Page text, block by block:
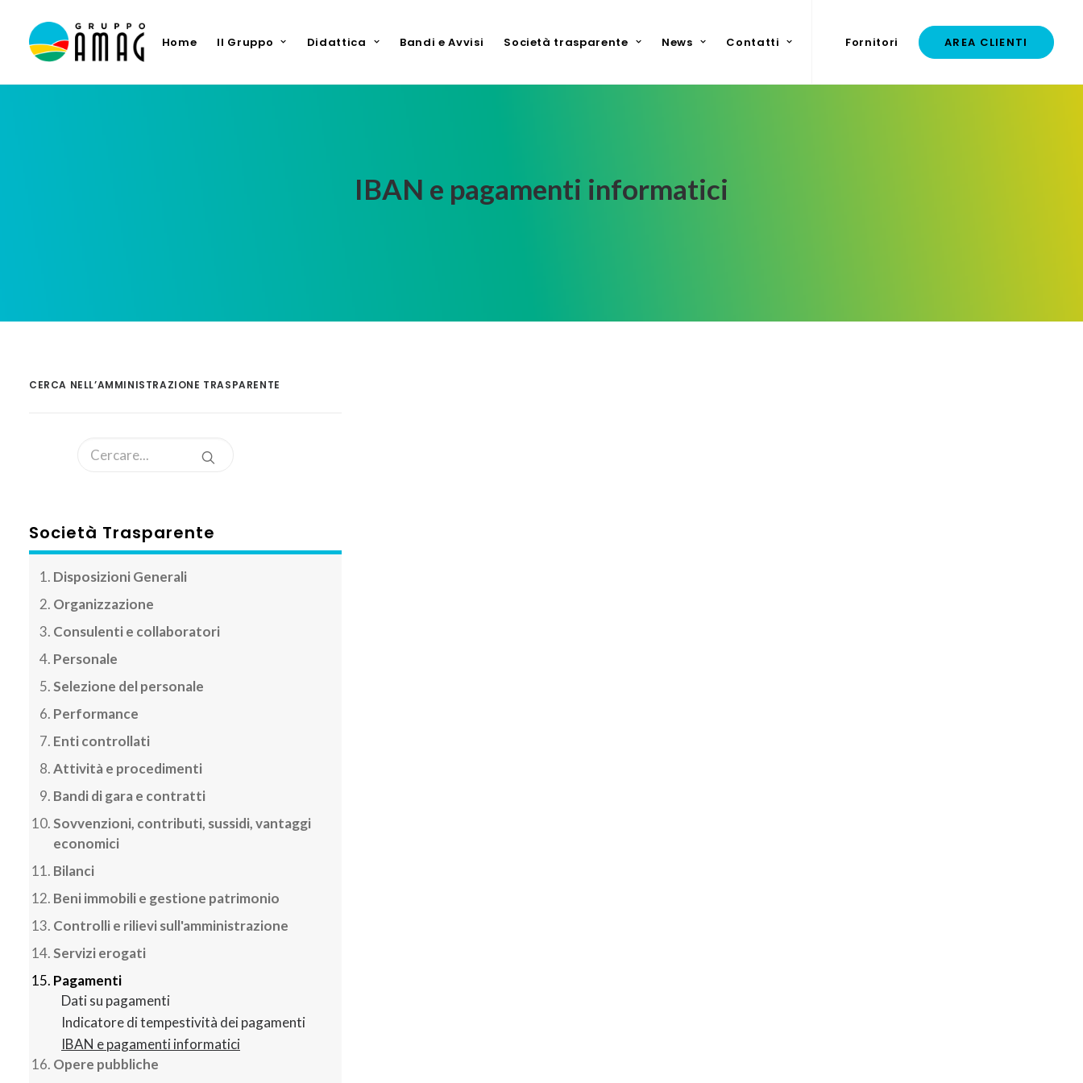
Home Il Gruppo Didattica Bandi e Avvisi Società trasparente News Contatti Fornitori AREA CLIENTI
IBAN e pagamenti informatici
CERCA NELL’AMMINISTRAZIONE TRASPARENTE
Società Trasparente
Disposizioni Generali
Organizzazione
Consulenti e collaboratori
Personale
Selezione del personale
Performance
Enti controllati
Attività e procedimenti
Bandi di gara e contratti
Sovvenzioni, contributi, sussidi, vantaggi
economici
Bilanci
Beni immobili e gestione patrimonio
Controlli e rilievi sull'amministrazione
Servizi erogati
Pagamenti
Dati su pagamenti
Indicatore di tempestività dei pagamenti
IBAN e pagamenti informatici
Opere pubbliche